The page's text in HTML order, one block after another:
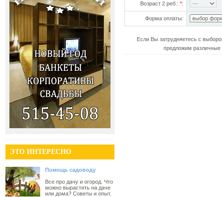
ЭТО ИНТЕРЕСНО
Помощь садоводу
Все про дачу и огород. Что
можно вырастить на даче
или дома? Советы и опыт.
Возраст 2 реб.: *:
Форма оплаты:
Если Вы затрудняетесь с
предложим различные